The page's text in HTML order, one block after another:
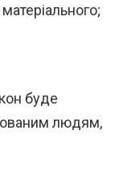
буде
людям,